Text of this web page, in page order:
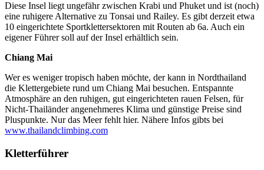
Diese Insel liegt ungefähr zwischen Krabi und Phuket und ist (noch)
eine ruhigere Alternative zu Tonsai und Railey. Es gibt derzeit etwa
10 eingerichtete Sportklettersektoren mit Routen ab 6a. Auch ein
eigener Führer soll auf der Insel erhältlich sein.
Chiang Mai
Wer es weniger tropisch haben möchte, der kann in Nordthailand
die Klettergebiete rund um Chiang Mai besuchen. Entspannte
Atmosphäre an den ruhigen, gut eingerichteten rauen Felsen, für
Nicht-Thailänder angenehmeres Klima und günstige Preise sind
Pluspunkte. Nur das Meer fehlt hier. Nähere Infos gibts bei
www.thailandclimbing.com
Kletterführer